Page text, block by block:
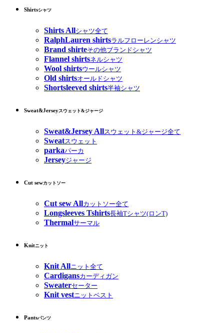
Shirtsシャツ
Shirts Allシャツ全て
RalphLauren shirtsラルフローレンシャツ
Brand shirteその他ブランドシャツ
Flannel shirtsネルシャツ
Wool shirtsウールシャツ
Old shirtsオールドシャツ
Shortsleeved shirts半袖シャツ
Sweat&Jerseyスウェット&ジャージ
Sweat&Jersey Allスウェット&ジャージ全て
Sweatスウェット
parkaパーカ
Jerseyジャージ
Cut sewカットソー
Cut sew Allカットソー全て
Longsleeves Tshirts長袖Tシャツ(ロンT)
Thermalサーマル
Knitニット
Knit Allニット全て
Cardigansカーディガン
Sweaterセーター
Knit vestニットベスト
Pantsパンツ